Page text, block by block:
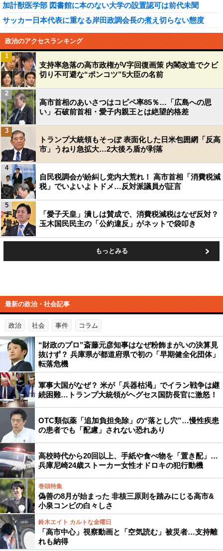
加計獣医学部 図書館に本のない大学の設置認可は前代未聞
サッカー日本代表に重なる岸田政調会長の煮え切らない態度
政治のアクセスランキング
支持率急落の高市政権がV字回復画策 内閣改造でクビ
切り不可避な“ポンコツ”5大臣の名前
1
高市首相のあいさつはコピペ率85％…「広島への思
い」石破前首相・愛子内親王とは絶望的格差
2
トランプ大統領もそっぽ 表面化した日米包囲網「反高
市」うねり急拡大…2大後ろ盾が剥落
3
自民税調会が紛糾し党内大荒れ！ 高市首相「消費税減
税」でいよいよトドメ…反対派議員が証言
4
「愛子天皇」潰しは賛成で、消費税減税はなぜ反対？
玉木国民民主の「公約違反」がネットで袋叩き
5
もっとみる
最新の政治・社会記事
政治 社会 事件 コラム
“財政のプロ”斎藤元彦知事はなぜ粉飾まがいの決算見
抜けず？ 兵庫県が都道府県で初の「早期健全化団体」
転落危機
軍事大国がなぜ？ 米が「兵器枯渇」でイラン戦争は継
続困難…トランプ大統領がヘグセス国防長官に激怒！
OTC類似薬「追加負担免除」の“落とし穴”…慢性疾患
の患者でも「配慮」されない恐れあり
高校時代から20回以上、手紙や食べ物を「置き配」…
兵庫尼崎24歳ストーカー女性オドロキの犯行動機
巻頭特集
偽善の8月が始まった 非核三原則を踏みにじる高市&
小泉コンビの白々しさ
鈴木エイト カルトな金曜日
「高市中心」視察動画と「空気読む」被災者…支持離
れも納得